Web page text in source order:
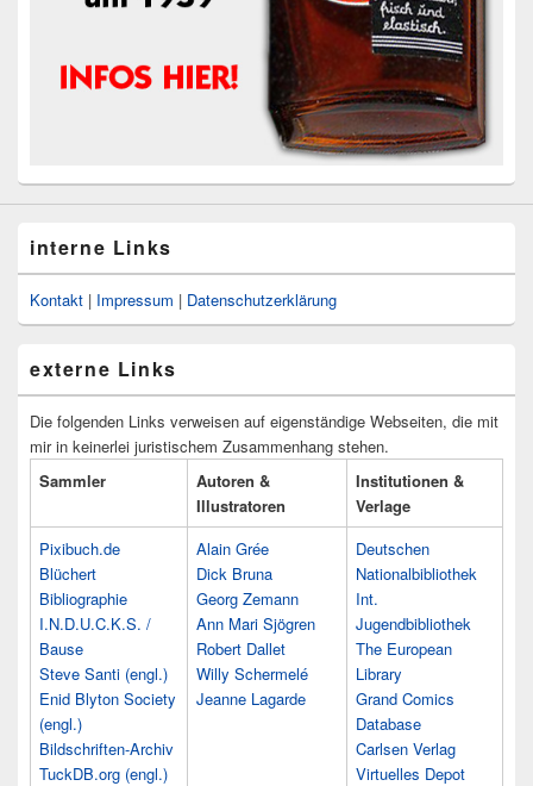
interne Links
Kontakt | Impressum | Datenschutzerklärung
externe Links
Die folgenden Links verweisen auf eigenständige Webseiten, die mit
mir in keinerlei juristischem Zusammenhang stehen.
Sammler
Autoren &
Illustratoren
Institutionen &
Verlage
Pixibuch.de
Blüchert
Bibliographie
I.N.D.U.C.K.S. /
Bause
Steve Santi (engl.)
Enid Blyton Society
(engl.)
Bildschriften-Archiv
TuckDB.org (engl.)
Alain Grée
Dick Bruna
Georg Zemann
Ann Mari Sjögren
Robert Dallet
Willy Schermelé
Jeanne Lagarde
Deutschen
Nationalbibliothek
Int.
Jugendbibliothek
The European
Library
Grand Comics
Database
Carlsen Verlag
Virtuelles Depot